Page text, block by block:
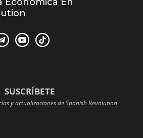
SUSCRÍBETE
y actualizaciones de Spanish Revolution